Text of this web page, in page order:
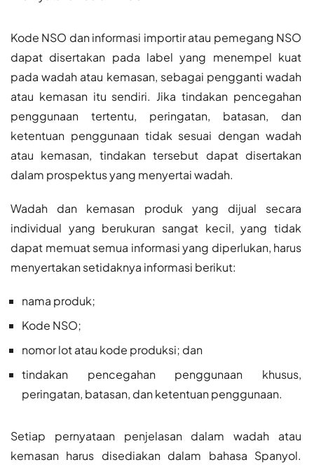
Kode NSO dan informasi importir atau pemegang NSO
dapat disertakan pada label yang menempel kuat
pada wadah atau kemasan, sebagai pengganti wadah
atau kemasan itu sendiri. Jika tindakan pencegahan
penggunaan tertentu, peringatan, batasan, dan
ketentuan penggunaan tidak sesuai dengan wadah
atau kemasan, tindakan tersebut dapat disertakan
dalam prospektus yang menyertai wadah.
Wadah dan kemasan produk yang dijual secara
individual yang berukuran sangat kecil, yang tidak
dapat memuat semua informasi yang diperlukan, harus
menyertakan setidaknya informasi berikut:
nama produk;
Kode NSO;
nomor lot atau kode produksi; dan
tindakan pencegahan penggunaan khusus,
peringatan, batasan, dan ketentuan penggunaan.
Setiap pernyataan penjelasan dalam wadah atau
kemasan harus disediakan dalam bahasa Spanyol.